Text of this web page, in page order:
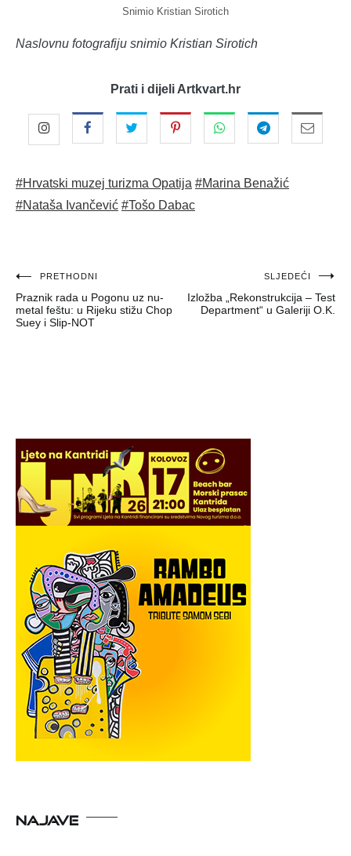
Snimio Kristian Sirotich
Naslovnu fotografiju snimio Kristian Sirotich
Prati i dijeli Artkvart.hr
#Hrvatski muzej turizma Opatija #Marina Benažić
#Nataša Ivančević #Tošo Dabac
Navigacija
objava
PRETHODNI
Praznik rada u Pogonu uz nu-
metal feštu: u Rijeku stižu Chop
Suey i Slip-NOT
SLJEDEĆI
Izložba „Rekonstrukcija – Test
Department“ u Galeriji O.K.
NAJAVE